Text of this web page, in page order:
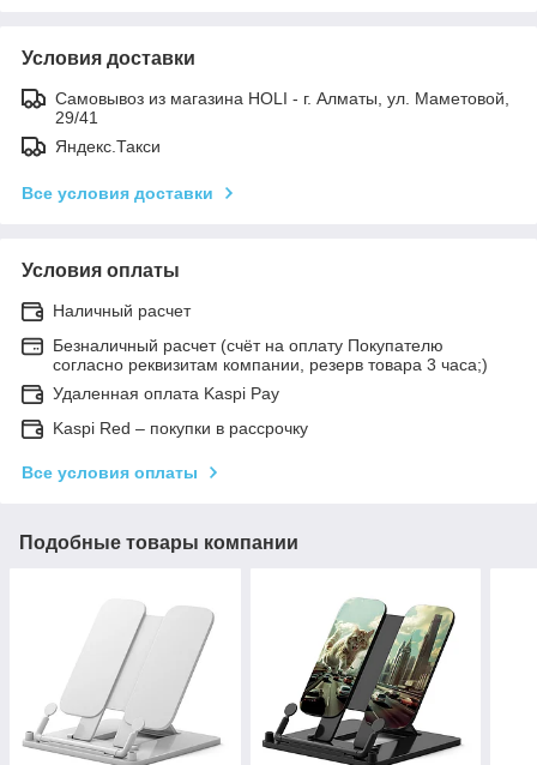
Условия доставки
Самовывоз из магазина HOLI - г. Алматы, ул. Маметовой,
29/41
Яндекс.Такси
Все условия доставки
Условия оплаты
Наличный расчет
Безналичный расчет (счёт на оплату Покупателю
согласно реквизитам компании, резерв товара 3 часа;)
Удаленная оплата Kaspi Pay
Kaspi Red – покупки в рассрочку
Все условия оплаты
Подобные товары компании